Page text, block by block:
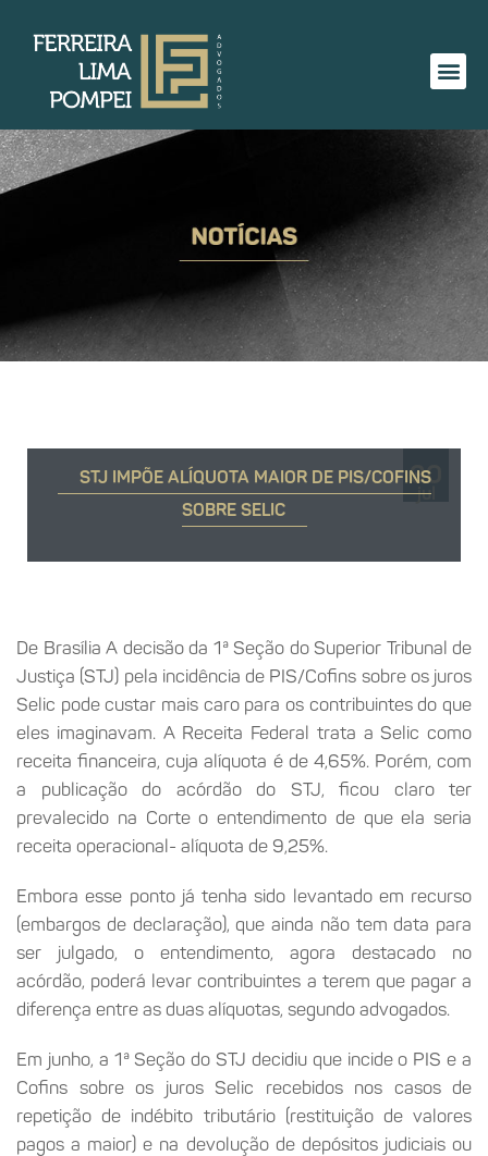
30
jul
STJ IMPÕE ALÍQUOTA MAIOR DE PIS/COFINS
SOBRE SELIC
De Brasília A decisão da 1ª Seção do Superior Tribunal de
Justiça (STJ) pela incidência de PIS/Cofins sobre os juros
Selic pode custar mais caro para os contribuintes do que
eles imaginavam. A Receita Federal trata a Selic como
receita financeira, cuja alíquota é de 4,65%. Porém, com
a publicação do acórdão do STJ, ficou claro ter
prevalecido na Corte o entendimento de que ela seria
receita operacional- alíquota de 9,25%.
Embora esse ponto já tenha sido levantado em recurso
(embargos de declaração), que ainda não tem data para
ser julgado, o entendimento, agora destacado no
acórdão, poderá levar contribuintes a terem que pagar a
diferença entre as duas alíquotas, segundo advogados.
Em junho, a 1ª Seção do STJ decidiu que incide o PIS e a
Cofins sobre os juros Selic recebidos nos casos de
repetição de indébito tributário (restituição de valores
pagos a maior) e na devolução de depósitos judiciais ou